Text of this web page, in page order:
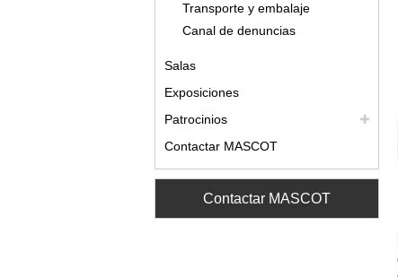
Transporte y embalaje
Canal de denuncias
Salas
Exposiciones
Patrocinios
Contactar MASCOT
Contactar MASCOT